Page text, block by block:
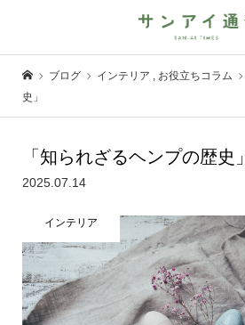
ブログ インテリア , お役立ちコラム
史」
「知られざるヘンプの歴史」
2025.07.14
インテリア